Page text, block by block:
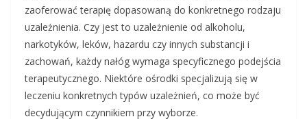
zaoferować terapię dopasowaną do konkretnego rodzaju
uzależnienia. Czy jest to uzależnienie od alkoholu,
narkotyków, leków, hazardu czy innych substancji i
zachowań, każdy nałóg wymaga specyficznego podejścia
terapeutycznego. Niektóre ośrodki specjalizują się w
leczeniu konkretnych typów uzależnień, co może być
decydującym czynnikiem przy wyborze.